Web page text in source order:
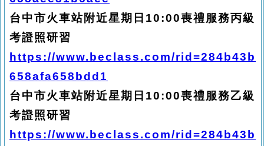
台中市火車站附近星期日10:00喪禮服務丙級
考證照研習
https://www.beclass.com/rid=284b43b
658afa658bdd1
台中市火車站附近星期日10:00喪禮服務乙級
考證照研習
https://www.beclass.com/rid=284b43b